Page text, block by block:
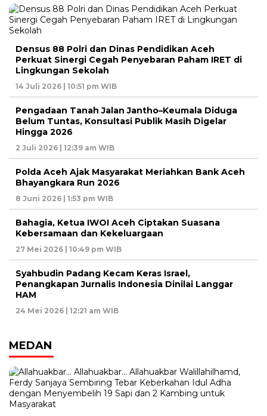
Densus 88 Polri dan Dinas Pendidikan Aceh
Perkuat Sinergi Cegah Penyebaran Paham IRET di
Lingkungan Sekolah
14 Juli 2026 | 10:51 pm WIB
Pengadaan Tanah Jalan Jantho–Keumala Diduga
Belum Tuntas, Konsultasi Publik Masih Digelar
Hingga 2026
2 Juli 2026 | 12:39 am WIB
Polda Aceh Ajak Masyarakat Meriahkan Bank Aceh
Bhayangkara Run 2026
8 Juni 2026 | 1:53 pm WIB
Bahagia, Ketua IWOI Aceh Ciptakan Suasana
Kebersamaan dan Kekeluargaan
27 Mei 2026 | 10:49 pm WIB
Syahbudin Padang Kecam Keras Israel,
Penangkapan Jurnalis Indonesia Dinilai Langgar
HAM
24 Mei 2026 | 12:21 am WIB
MEDAN